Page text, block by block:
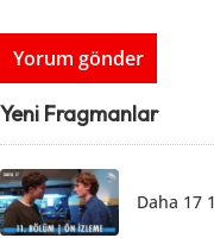
Yeni Fragmanlar
Daha 17